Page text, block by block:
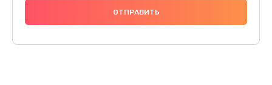
666 руб.